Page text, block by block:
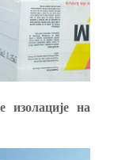
изолације на